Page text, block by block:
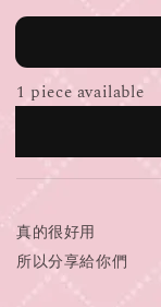
1 piece available
真的很好用
所以分享給你們